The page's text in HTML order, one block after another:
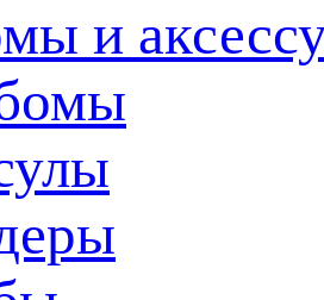
и